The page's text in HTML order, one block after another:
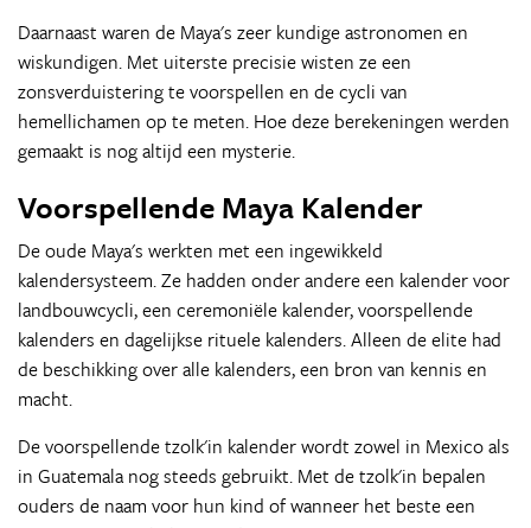
Daarnaast waren de Maya's zeer kundige astronomen en
wiskundigen. Met uiterste precisie wisten ze een
zonsverduistering te voorspellen en de cycli van
hemellichamen op te meten. Hoe deze berekeningen werden
gemaakt is nog altijd een mysterie.
Voorspellende Maya Kalender
De oude Maya's werkten met een ingewikkeld
kalendersysteem. Ze hadden onder andere een kalender voor
landbouwcycli, een ceremoniële kalender, voorspellende
kalenders en dagelijkse rituele kalenders. Alleen de elite had
de beschikking over alle kalenders, een bron van kennis en
macht.
De voorspellende tzolk'in kalender wordt zowel in Mexico als
in Guatemala nog steeds gebruikt. Met de tzolk'in bepalen
ouders de naam voor hun kind of wanneer het beste een